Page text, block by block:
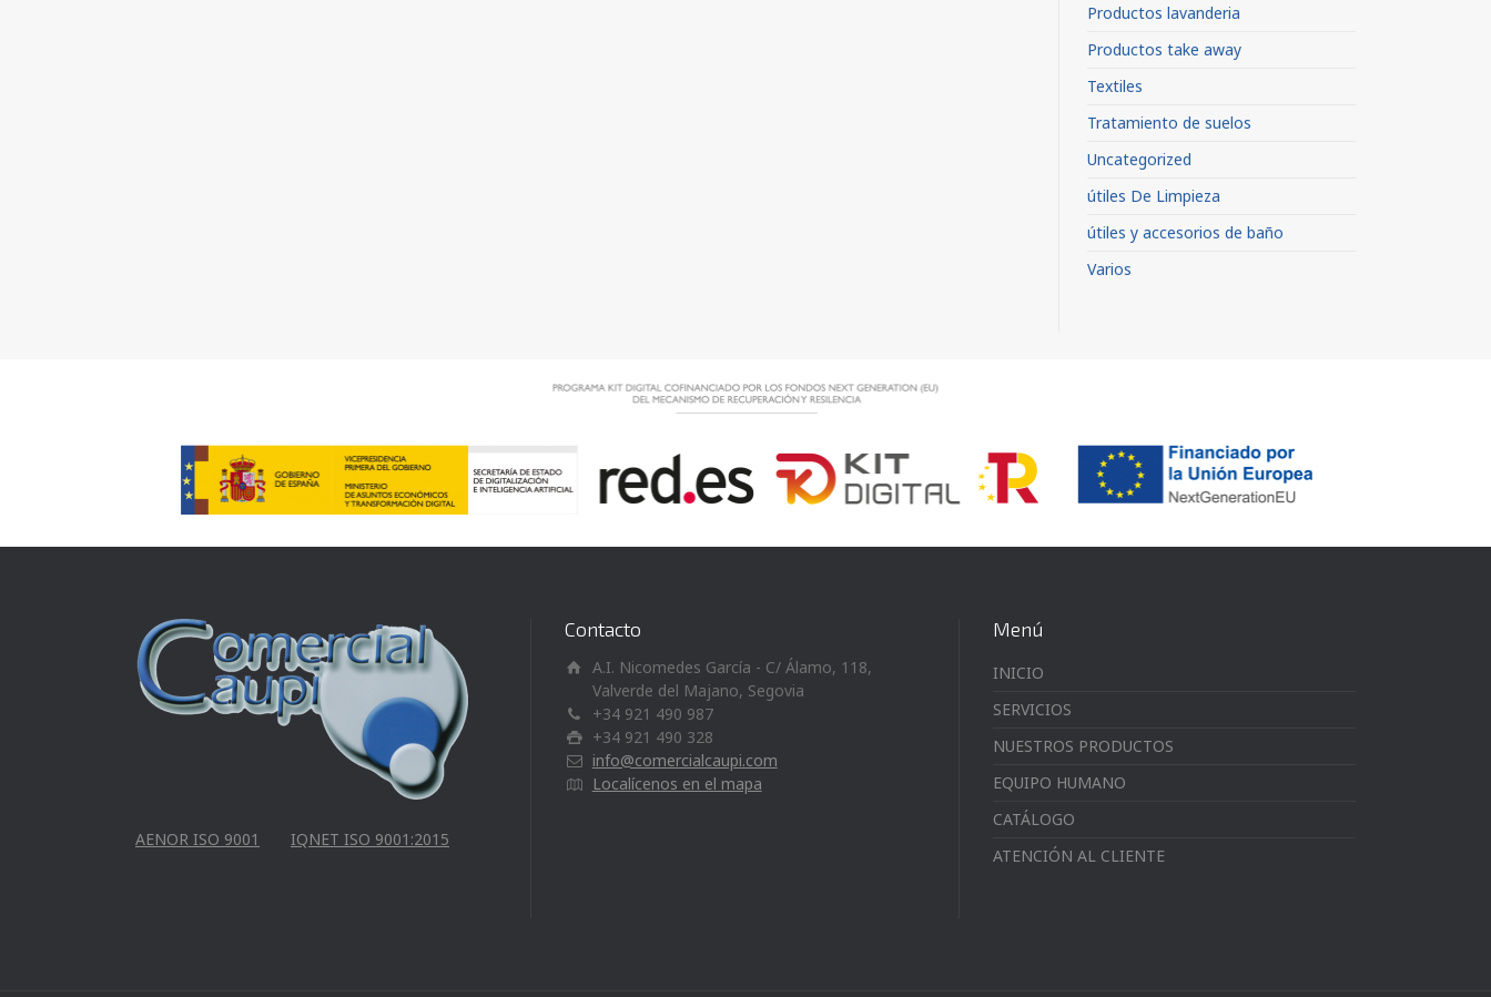
Productos lavanderia
Productos take away
Textiles
Tratamiento de suelos
Uncategorized
útiles De Limpieza
útiles y accesorios de baño
Varios
AENOR ISO 9001 IQNET ISO 9001:2015
Contacto
A.I. Nicomedes García - C/ Álamo, 118,
Valverde del Majano, Segovia
+34 921 490 987
+34 921 490 328
info@comercialcaupi.com
Localícenos en el mapa
Menú
INICIO
SERVICIOS
NUESTROS PRODUCTOS
EQUIPO HUMANO
CATÁLOGO
ATENCIÓN AL CLIENTE